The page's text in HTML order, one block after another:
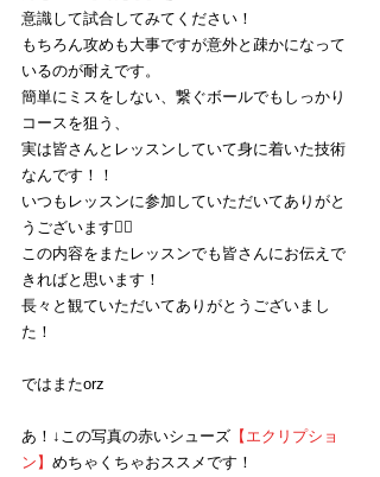
意識して試合してみてください！
もちろん攻めも大事ですが意外と疎かになって
いるのが耐えです。
簡単にミスをしない、繋ぐボールでもしっかり
コースを狙う、
実は皆さんとレッスンしていて身に着いた技術
なんです！！
いつもレッスンに参加していただいてありがと
うございます🙇‍♂️
この内容をまたレッスンでも皆さんにお伝えで
きればと思います！
長々と観ていただいてありがとうございまし
た！
ではまたorz
あ！↓この写真の赤いシューズ 【エクリプショ
ン】 めちゃくちゃおススメです！